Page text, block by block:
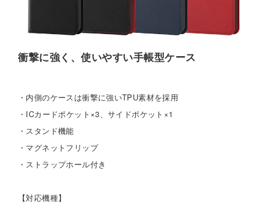
衝撃に強く、使いやすい手帳型ケース
・内側のケースは衝撃に強いTPU素材を採用
・ICカードポケット×3、サイドポケット×1
・スタンド機能
・マグネットフリップ
・ストラップホール付き
【対応機種】